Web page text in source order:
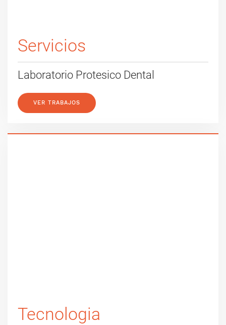
Servicios
Laboratorio Protesico Dental
VER TRABAJOS
Tecnologia